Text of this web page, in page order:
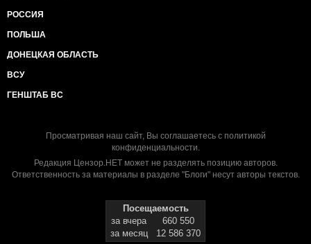
РОССИЯ
ПОЛЬША
ДОНЕЦКАЯ ОБЛАСТЬ
ВСУ
ГЕНШТАБ ВС
Просматривая наш сайт, Вы соглашаетесь с политикой
конфиденциальности.
Редакция Цензор.НЕТ может не разделять позицию авторов.
Ответственность за материалы в разделе "Блоги" несут авторы текстов.
Посещаемость
за вчера
660 550
за месяц
12 586 370